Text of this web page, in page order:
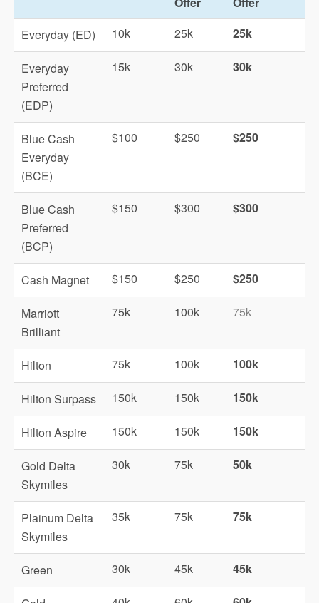
Everyday (ED)
10k 25k 25k
Everyday
Preferred
(EDP)
15k 30k 30k
Blue Cash
Everyday
(BCE)
$100 $250 $250
Blue Cash
Preferred
(BCP)
$150 $300 $300
Cash Magnet $150 $250 $250
Marriott
Brilliant
75k 100k 75k
Hilton 75k 100k 100k
Hilton Surpass 150k 150k 150k
Hilton Aspire 150k 150k 150k
Gold Delta
Skymiles
30k 75k 50k
Plainum Delta
Skymiles
35k 75k 75k
Green 30k 45k 45k